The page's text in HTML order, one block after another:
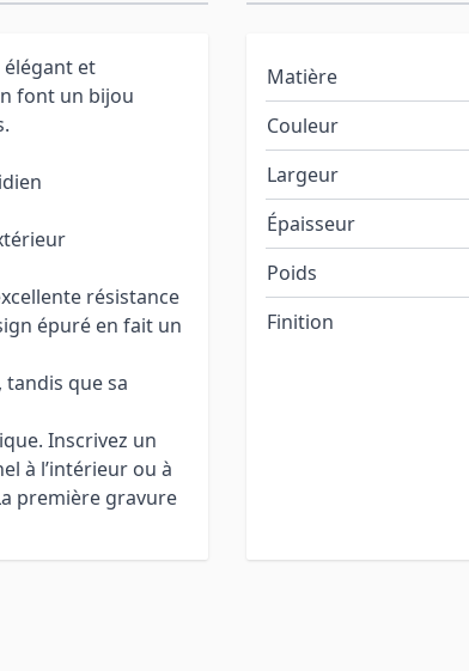
élégant et
font un bijou
résistance
épuré en fait un
que sa
Inscrivez un
à l’intérieur ou à
première gravure
Matière
Couleur
Largeur
Épaisseur
Poids
Finition